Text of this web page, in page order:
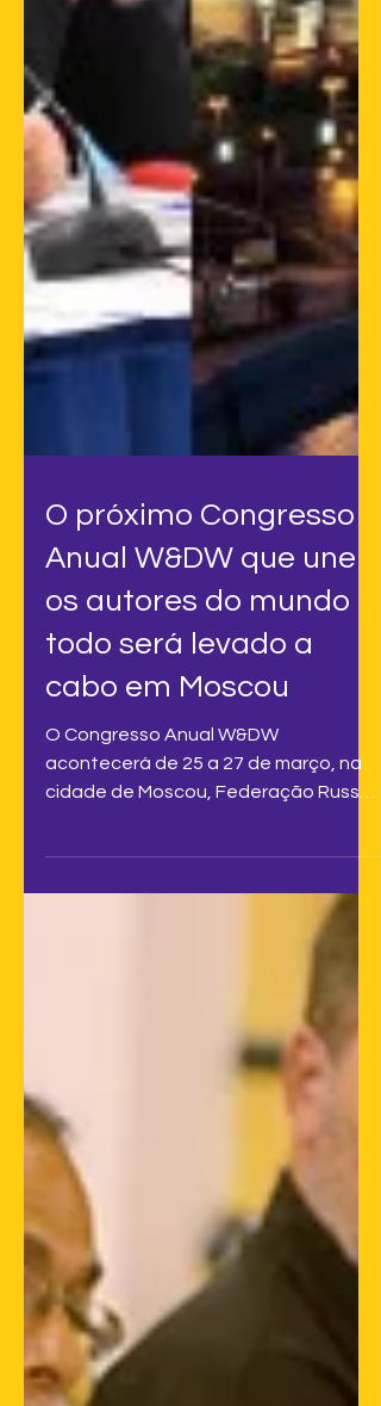
O próximo Congresso
Anual W&DW que une
os autores do mundo
todo será levado a
cabo em Moscou
acontecerá de 25 a 27 de março, na
Este Conselho Internacional de
Criadores de...